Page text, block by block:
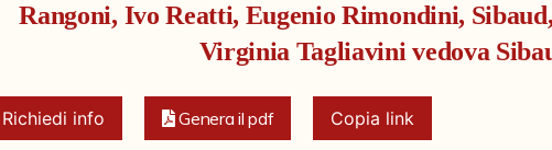
Rangoni, Ivo Reatti, Eugenio Rimondini,
Virginia Tagliavini vedova
Richiedi info Genera il pdf Copia link